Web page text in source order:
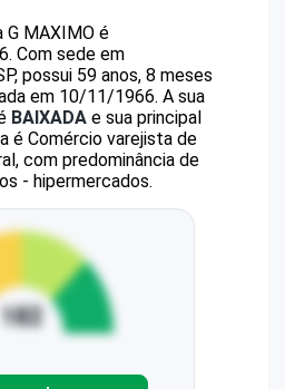
G MAXIMO é
. Com sede em
possui 59 anos, 8 meses
em 10/11/1966. A sua
BAIXADA e sua principal
é Comércio varejista de
com predominância de
- hipermercados.